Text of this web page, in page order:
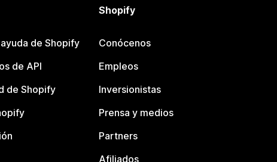
de Shopify
de API
de Shopify
Shopify
Conócenos
Empleos
Inversionistas
Prensa y medios
Partners
Afiliados